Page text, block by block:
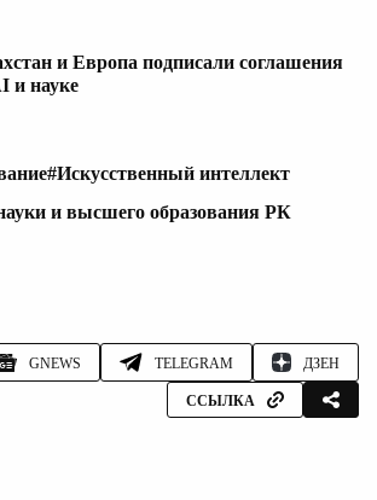
и Европа подписали соглашения
и науке
#Искусственный интеллект
и высшего образования РК
GNEWS TELEGRAM ДЗЕН
ССЫЛКА